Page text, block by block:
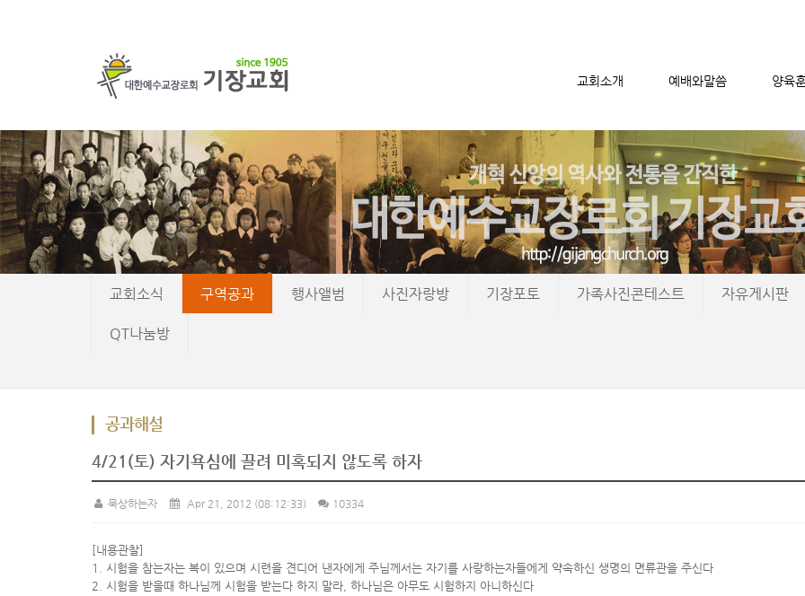
교회소개 예배와말씀 양육
메뉴 건너뛰기
교회소식 구역공과 행사앨범 사진자랑방 기장포토 가족사진콘테스트 자유게시판
QT나눔방
공과해설
4/21(토) 자기욕심에 끌려 미혹되지 않도록 하자
묵상하는자 Apr 21, 2012 (08:12:33) 10334
[내용관찰]
1. 시험을 참는자는 복이 있으며 시련을 견디어 낸자에게 주님께서는 자기를 사랑하는자들에게 약속하신 생명의 면류관을 주신다
2. 시험을 받을때 하나님께 시험을 받는다 하지 말라, 하나님은 아무도 시험하지 아니하신다